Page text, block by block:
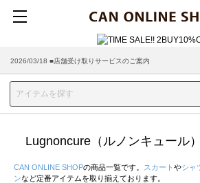
2026/03/18 ■店舗受け取りサービスのご案内
Lugnoncure（ルノンキュール
CAN ONLINE SHOPの商品一覧です。 スカート やシャ
ンなど定番アイテムを取り揃えております。